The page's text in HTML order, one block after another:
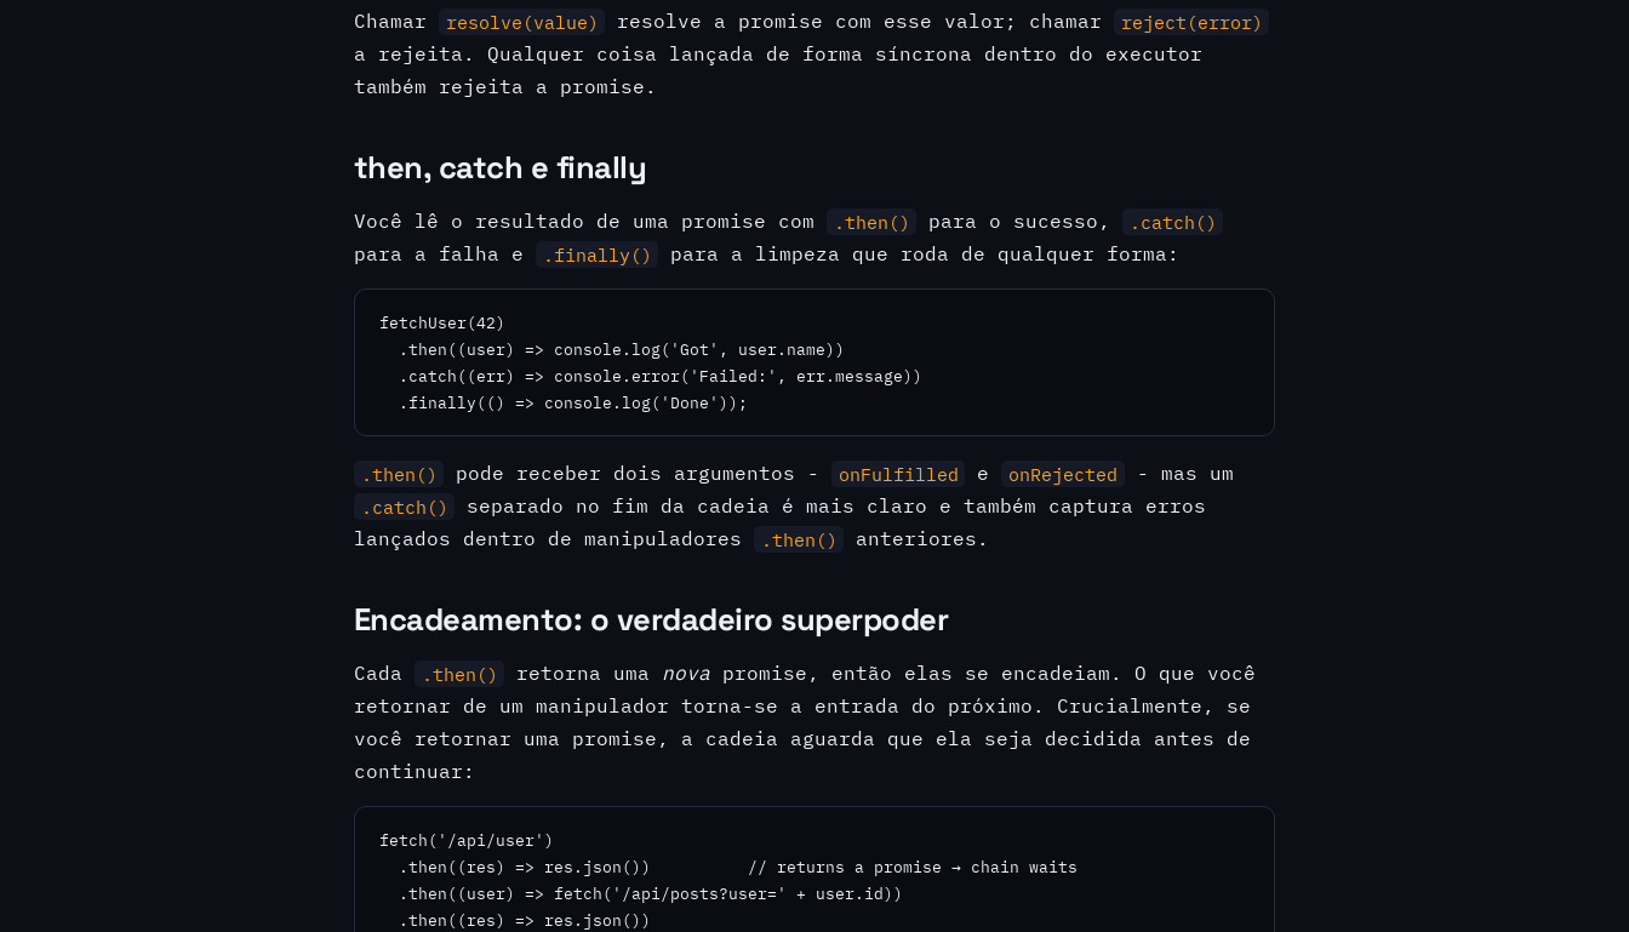
Chamar resolve(value) resolve a promise com esse valor; chamar reject(error)
a rejeita. Qualquer coisa lançada de forma síncrona dentro do executor
também rejeita a promise.
then, catch e finally
Você lê o resultado de uma promise com .then() para o sucesso, .catch()
para a falha e .finally() para a limpeza que roda de qualquer forma:
fetchUser(42)
  .then((user) => console.log('Got', user.name))
  .catch((err) => console.error('Failed:', err.message))
  .finally(() => console.log('Done'));
.then() pode receber dois argumentos - onFulfilled e onRejected - mas um
.catch()
separado no fim da cadeia é mais claro e também captura erros
lançados dentro de manipuladores
.then() anteriores.
Encadeamento: o verdadeiro superpoder
Cada .then() retorna uma nova promise, então elas se encadeiam. O que você
retornar de um manipulador torna-se a entrada do próximo. Crucialmente, se
você retornar uma promise, a cadeia aguarda que ela seja decidida antes de
continuar:
fetch('/api/user')
  .then((res) => res.json())          // returns a promise → chain waits
  .then((user) => fetch('/api/posts?user=' + user.id))
  .then((res) => res.json())